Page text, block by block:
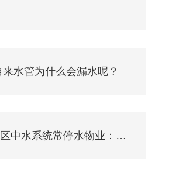
水管为什么会漏水呢？
北京世纪星城小区中水系统常停水物业：未修好